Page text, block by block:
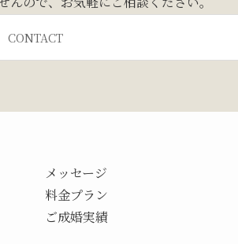
CONTACT
メッセージ
料金プラン
ご成婚実績